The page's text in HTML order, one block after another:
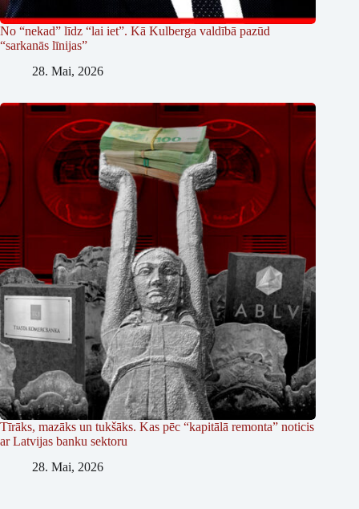
No “nekad” līdz “lai iet”. Kā Kulberga valdībā pazūd
“sarkanās līnijas”
28. Mai, 2026
Tīrāks, mazāks un tukšāks. Kas pēc “kapitālā remonta” noticis
ar Latvijas banku sektoru
28. Mai, 2026